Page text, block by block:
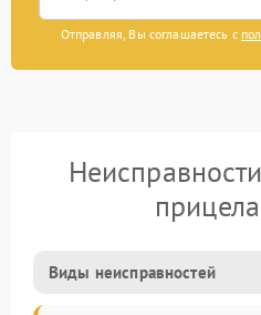
Отправляя, Вы соглашаетесь с
Виды неисправностей